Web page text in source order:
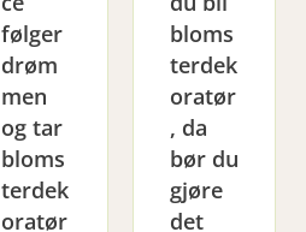
følger
drøm
men
og tar
bloms
terdek
oratør
bloms
terdek
oratør
, da
bør du
gjøre
det